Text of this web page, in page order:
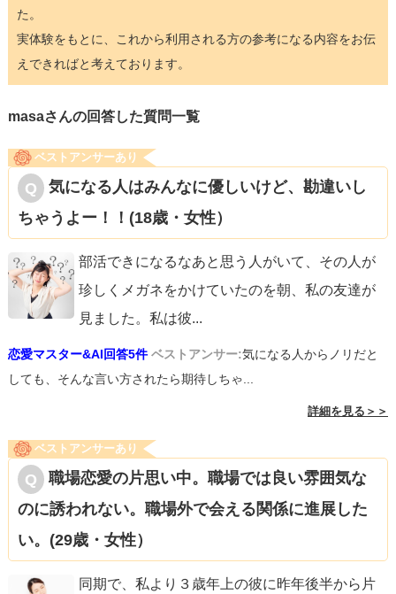
た。
実体験をもとに、これから利用される方の参考になる内容をお伝
えできればと考えております。
masaさんの回答した質問一覧
ベストアンサーあり
気になる人はみんなに優しいけど、勘違いし
ちゃうよー！！(18歳・女性）
部活できになるなあと思う人がいて、その人が
珍しくメガネをかけていたのを朝、私の友達が
見ました。私は彼...
恋愛マスター&AI回答5件 ベストアンサー:気になる人からノリだと
しても、そんな言い方されたら期待しちゃ...
詳細を見る＞＞
ベストアンサーあり
職場恋愛の片思い中。職場では良い雰囲気な
のに誘われない。職場外で会える関係に進展した
い。(29歳・女性）
同期で、私より３歳年上の彼に昨年後半から片